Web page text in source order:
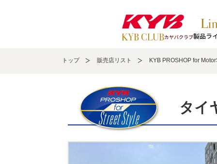
カヤバクラブ製品ラ
トップ 販売店リスト KYB PROSHOP for
タイ